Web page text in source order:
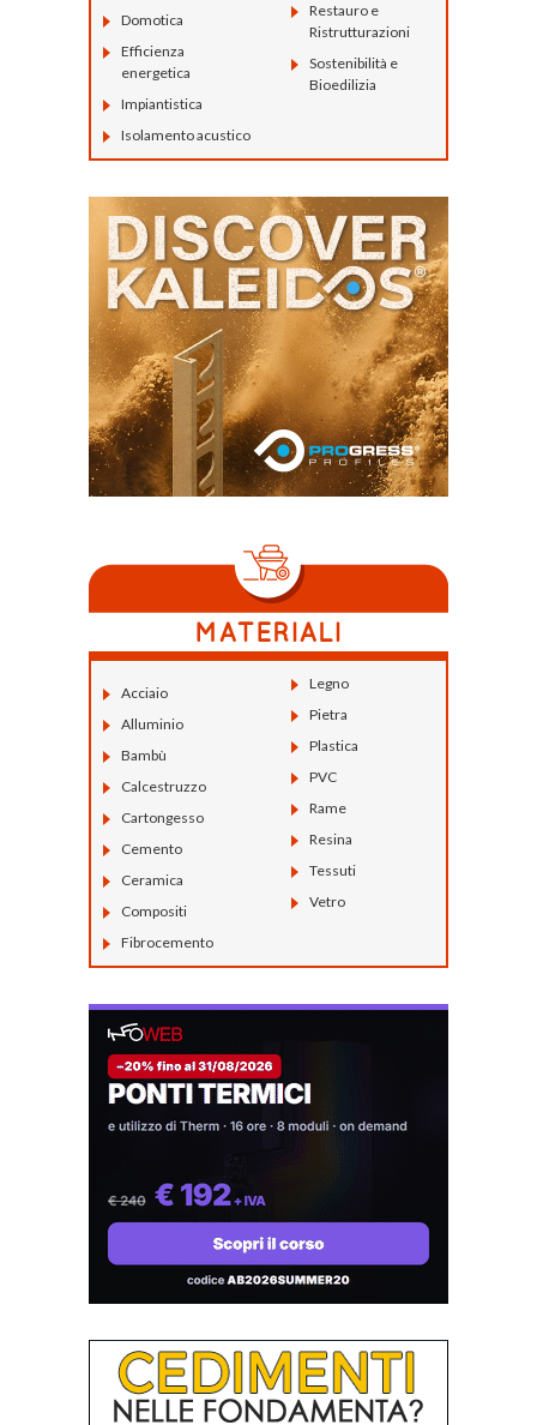
Domotica
Efficienza
energetica
Impiantistica
Isolamento acustico
Restauro e
Ristrutturazioni
Sostenibilità e
Bioedilizia
Acciaio
Alluminio
Bambù
Calcestruzzo
Cartongesso
Cemento
Ceramica
Compositi
Fibrocemento
Legno
Pietra
Plastica
PVC
Rame
Resina
Tessuti
Vetro